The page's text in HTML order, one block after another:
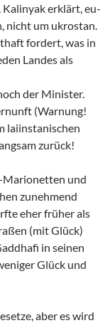
erklärt, eu-
nicht um ukrostan.
fordert, was in
Landes als
der Minister.
(Warnung!
laiinstanischen
zurück!
Marionetten und
zunehmend
eher früher als
(mit Glück)
in seinen
Glück und
aber es wird